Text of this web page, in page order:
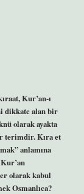
Kur’an-ı
dikkate alan bir
olarak ayakta
terimdir. Kıra et
anlamına
olarak kabul
Osmanlıca?